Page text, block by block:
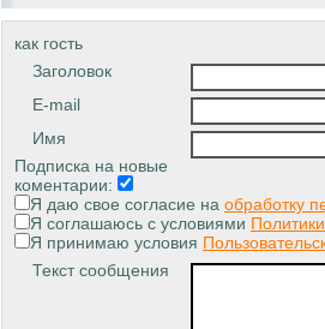
как гость
Заголовок
E-mail
Имя
Подписка на новые
коментарии:
Я даю свое согласие на обработку
Я соглашаюсь с условиями
Я принимаю условия
Текст сообщения